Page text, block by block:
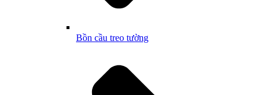
Bồn cầu treo tường